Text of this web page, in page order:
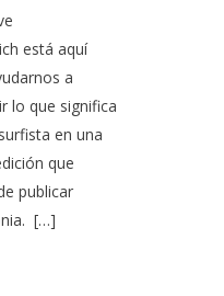
está aquí
a
lo que significa
en una
que
publicar
[…]